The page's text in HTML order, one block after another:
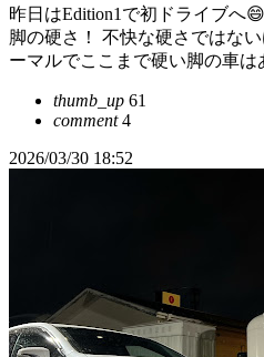
昨日はEdition1で初ドライブへ
脚の硬さ！ 不快な硬さではな
ーマルでここまで硬い脚の車は
thumb_up 61
comment4
2026/03/30 18:52